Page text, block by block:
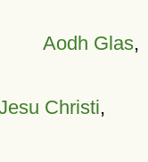
Aodh Glas,
Christi,